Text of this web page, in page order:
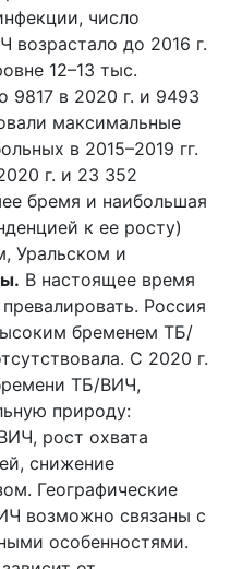
число
возрастало до 2016 г.
12–13 тыс.
9817 в 2020 г. и 9493
максимальные
в 2015–2019 гг.
г. и 23 352
бремя и наибольшая
к ее росту)
Уральском и
В настоящее время
Россия
бременем ТБ/
С 2020 г.
ТБ/ВИЧ,
природу:
рост охвата
снижение
Географические
возможно связаны с
особенностями.